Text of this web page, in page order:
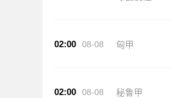
02:00 08-08 匈甲
02:00 08-08 秘鲁甲